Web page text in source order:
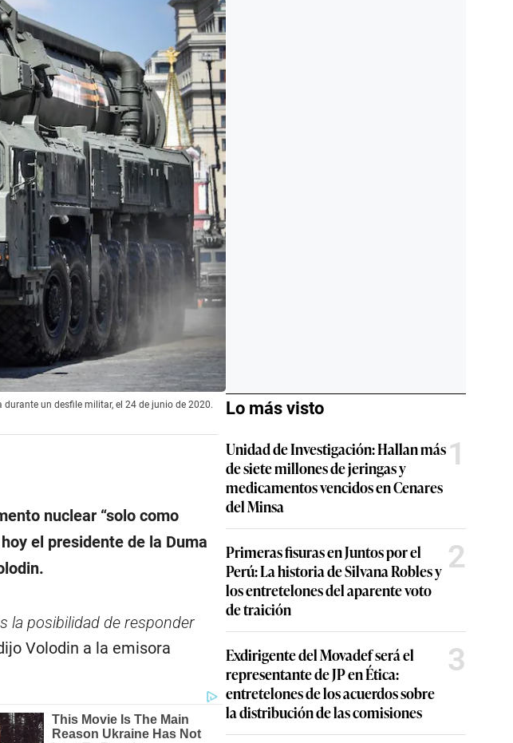
un desfile militar, el 24 de junio de 2020.
nuclear “solo como
el presidente de la Duma
la posibilidad de responder
Volodin a la emisora
Lo más visto
Unidad de Investigación: Hallan más
de siete millones de jeringas y
medicamentos vencidos en Cenares
del Minsa
1
Primeras fisuras en Juntos por el
Perú: La historia de Silvana Robles y
los entretelones del aparente voto
de traición
2
Exdirigente del Movadef será el
representante de JP en Ética:
entretelones de los acuerdos sobre
la distribución de las comisiones
3